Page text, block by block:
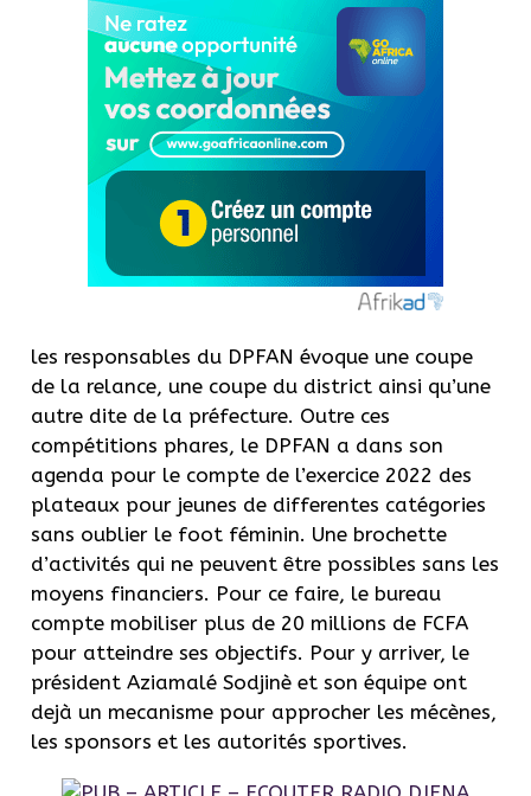
les responsables du DPFAN évoque une coupe
de la relance, une coupe du district ainsi qu’une
autre dite de la préfecture. Outre ces
compétitions phares, le DPFAN a dans son
agenda pour le compte de l’exercice 2022 des
plateaux pour jeunes de differentes catégories
sans oublier le foot féminin. Une brochette
d’activités qui ne peuvent être possibles sans les
moyens financiers. Pour ce faire, le bureau
compte mobiliser plus de 20 millions de FCFA
pour atteindre ses objectifs. Pour y arriver, le
président Aziamalé Sodjinè et son équipe ont
dejà un mecanisme pour approcher les mécènes,
les sponsors et les autorités sportives.